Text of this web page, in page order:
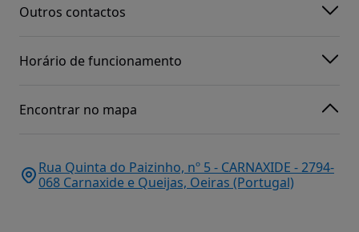
Outros contactos
Horário de funcionamento
Encontrar no mapa
Rua Quinta do Paizinho, nº 5 - CARNAXIDE - 2794-
068 Carnaxide e Queijas, Oeiras (Portugal)